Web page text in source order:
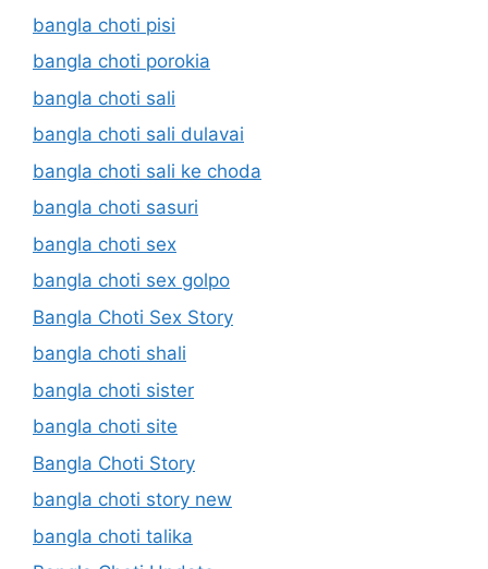
bangla choti pisi
bangla choti porokia
bangla choti sali
bangla choti sali dulavai
bangla choti sali ke choda
bangla choti sasuri
bangla choti sex
bangla choti sex golpo
Bangla Choti Sex Story
bangla choti shali
bangla choti sister
bangla choti site
Bangla Choti Story
bangla choti story new
bangla choti talika